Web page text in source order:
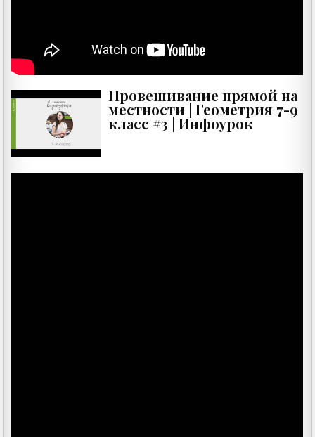
Провешивание прямой на
местности | Геометрия 7-9
класс #3 | Инфоурок